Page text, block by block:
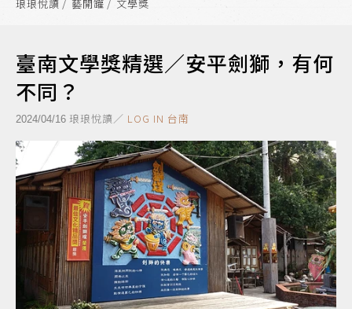
琅琅悅讀 藝開罐 文學獎
臺南文學獎精選／安平劍獅，有何
不同？
2024/04/16 琅琅悅讀／ LOG IN 台南